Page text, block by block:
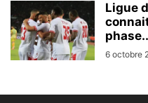
Ligue
6 octobre